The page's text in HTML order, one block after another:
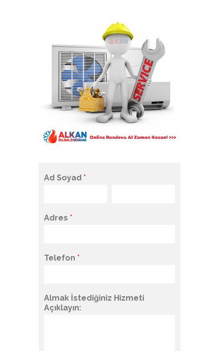
Ad Soyad *
Adres *
Telefon *
Almak İstediğiniz Hizmeti
Açıklayın: